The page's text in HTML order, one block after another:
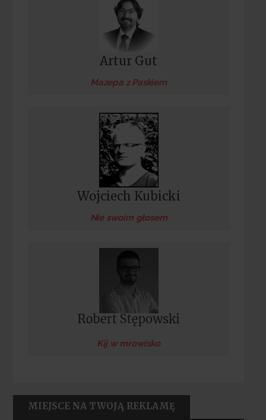
Artur Gut
Mazepa z Paskiem
Wojciech Kubicki
Nie swoim głosem
Kij w mrowisko
MIEJSCE NA TWOJĄ REKLAMĘ